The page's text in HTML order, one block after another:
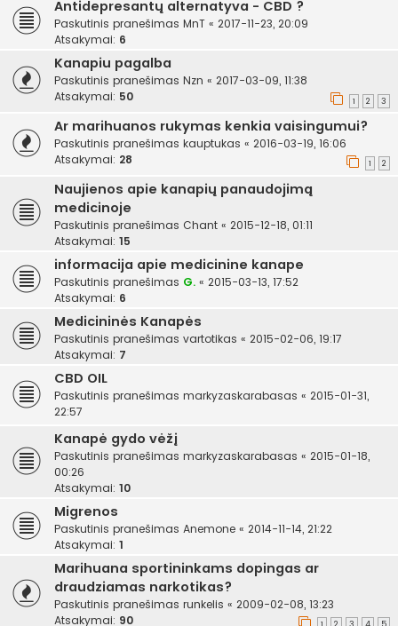
Antidepresantų alternatyva - CBD ?
Paskutinis pranešimas MnT « 2017-11-23, 20:09
Atsakymai: 6
Kanapiu pagalba
Paskutinis pranešimas Nzn « 2017-03-09, 11:38
Atsakymai: 50 1 2 3
Ar marihuanos rukymas kenkia vaisingumui?
Paskutinis pranešimas kauptukas « 2016-03-19, 16:06
Atsakymai: 28 1 2
Naujienos apie kanapių panaudojimą
medicinoje
Paskutinis pranešimas Chant « 2015-12-18, 01:11
Atsakymai: 15
informacija apie medicinine kanape
Paskutinis pranešimas G. « 2015-03-13, 17:52
Atsakymai: 6
Medicininės Kanapės
Paskutinis pranešimas vartotikas « 2015-02-06, 19:17
Atsakymai: 7
CBD OIL
Paskutinis pranešimas markyzaskarabasas « 2015-01-31,
22:57
Kanapė gydo vėžį
Paskutinis pranešimas markyzaskarabasas « 2015-01-18,
00:26
Atsakymai: 10
Migrenos
Paskutinis pranešimas Anemone « 2014-11-14, 21:22
Atsakymai: 1
Marihuana sportininkams dopingas ar
draudziamas narkotikas?
Paskutinis pranešimas runkelis « 2009-02-08, 13:23
Atsakymai: 90